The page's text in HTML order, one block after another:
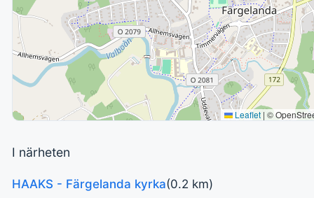
Leaflet | ©
I närheten
HAAKS - Färgelanda kyrka(0.2 km)